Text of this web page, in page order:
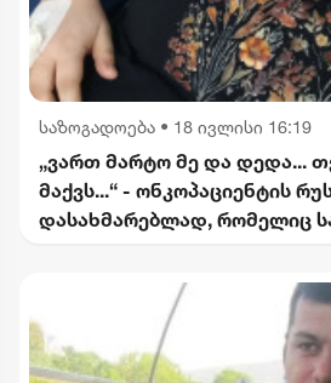
საზოგადოება • 18 ივლისი 16:19
„ვართ მარტო მე და დედა...
მაქვს...“ - ონკოპაციენტის
დასახმარებლად, რომელიც